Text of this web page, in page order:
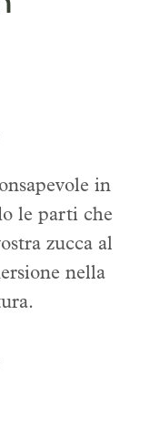
in
le parti che
zucca al
nella